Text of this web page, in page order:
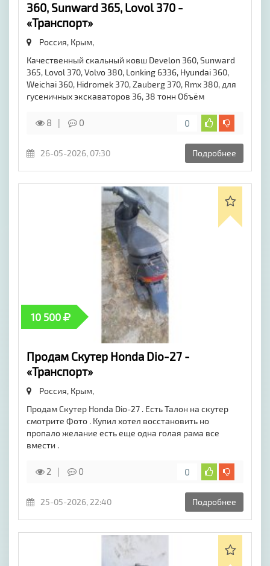
360, Sunward 365, Lovol 370 -
«Транспорт»
Россия, Крым,
Качественный скальный ковш Develon 360, Sunward
365, Lovol 370, Volvo 380, Lonking 6336, Hyundai 360,
Weichai 360, Hidromek 370, Zauberg 370, Rmx 380, для
гусеничных экскаваторов 36, 38 тонн Объём
8 0 0
26-05-2026, 07:30 Подробнее
10 500
Продам Скутер Honda Dio-27 -
«Транспорт»
Россия, Крым,
Продам Скутер Honda Dio-27 . Есть Талон на скутер
смотрите Фото . Купил хотел восстановить но
пропало желание есть еще одна голая рама все
вмести .
2 0 0
25-05-2026, 22:40 Подробнее